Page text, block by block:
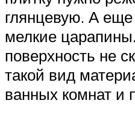
глянцевую. А
мелкие
поверхность не
такой вид
ванных комнат и